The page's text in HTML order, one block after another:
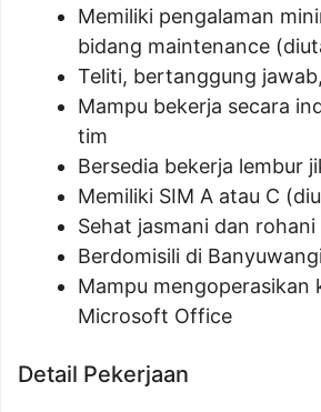
Memiliki pengalaman
bidang maintenance
Teliti, bertanggung
Mampu bekerja secara
tim
Bersedia bekerja lembur
Memiliki SIM A atau C
Sehat jasmani dan rohani
Berdomisili di
Mampu mengoperasikan
Microsoft Office
Detail Pekerjaan